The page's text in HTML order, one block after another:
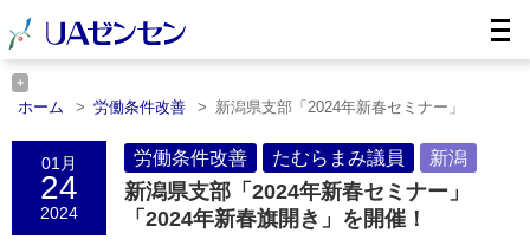
ホーム 労働条件改善
新潟県支部「2024年新春セミナー」
ホーム
たむらまみ議員
新潟県支部「2024年新春セミナー」
「2……
ホーム
新潟県支部「2024年新春セミナー」「2……
01月
24
2024
労働条件改善 たむらまみ議員 新潟
新潟県支部「2024年新春セミナー」
「2024年新春旗開き」を開催！